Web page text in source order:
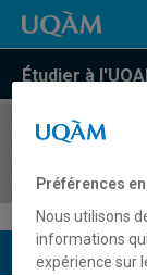
Étudier à
COURS//
Description
Préférences
Nous utilisons
informations
expérience sur